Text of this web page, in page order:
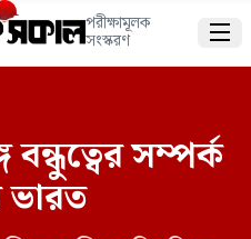
পরীক্ষামূলক
সংস্করণ 
বন্ধুত্বের সম্পর্ক
ভারত